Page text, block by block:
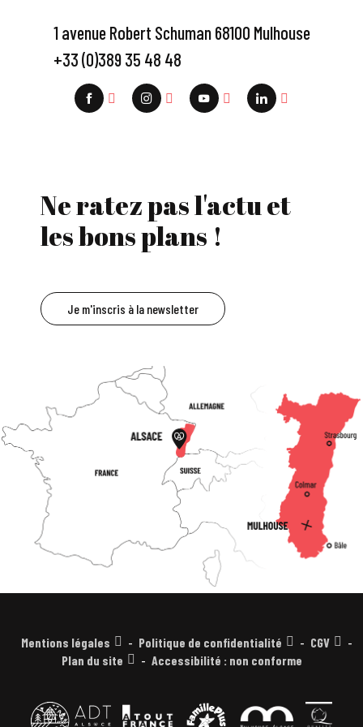
1 avenue Robert Schuman 68100 Mulhouse
+33 (0)389 35 48 48
Ne ratez pas l'actu et
les bons plans !
Je m'inscris à la newsletter
Mentions légales Politique de confidentialité
CGV
Plan du site
Accessibilité : non conforme